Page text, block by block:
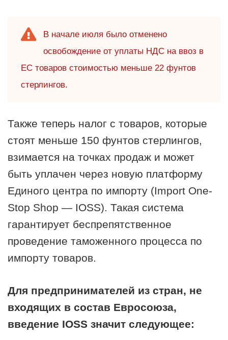
В начале июля было отменено
освобождение от уплаты НДС на ввоз в
ЕС товаров стоимостью меньше 22 фунтов
стерлингов.
Также теперь налог с товаров, которые
стоят меньше 150 фунтов стерлингов,
взимается на точках продаж и может
быть уплачен через новую платформу
Единого центра по импорту (Import One-
Stop Shop — IOSS). Такая система
гарантирует беспрепятственное
проведение таможенного процесса по
импорту товаров.
Для предпринимателей из стран, не
входящих в состав Евросоюза,
введение IOSS значит следующее: